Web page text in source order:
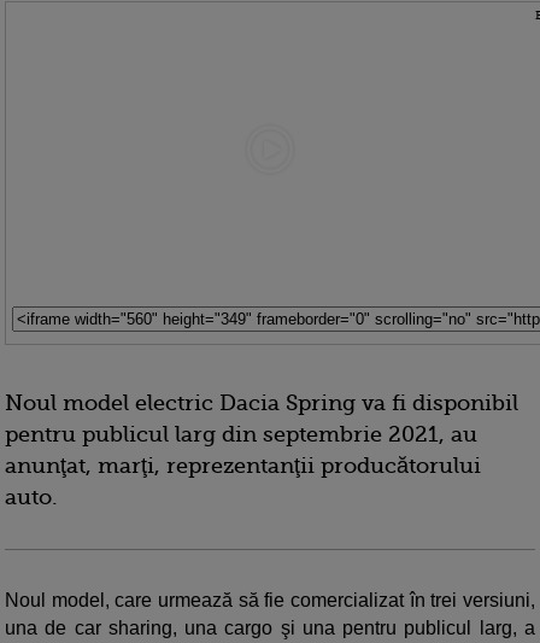
Noul model electric Dacia Spring va fi disponibil
pentru publicul larg din septembrie 2021, au
anunţat, marţi, reprezentanţii producătorului
auto.
Noul model, care urmează să fie comercializat în trei versiuni,
una de car sharing, una cargo şi una pentru publicul larg, a